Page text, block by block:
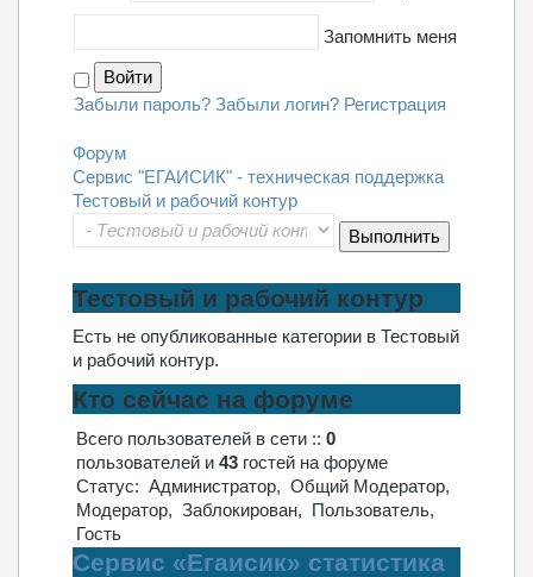
Запомнить меня
Забыли пароль? Забыли логин? Регистрация
Форум
Сервис "ЕГАИСИК" - техническая поддержка
Тестовый и рабочий контур
Тестовый и рабочий контур
Есть не опубликованные категории в Тестовый
и рабочий контур.
Кто сейчас на форуме
Всего пользователей в сети :: 0
пользователей и 43 гостей на форуме
Статус: Администратор, Общий Модератор,
Модератор, Заблокирован, Пользователь,
Гость
Сервис «Егаисик» статистика